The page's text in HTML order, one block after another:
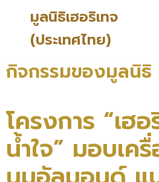
content
มูลนิธิเฮอริเทจ
(ประเทศไทย)
กิจกรรมของมูลนิธิ
โครงการ “เฮ
น้ำใจ” มอบเค